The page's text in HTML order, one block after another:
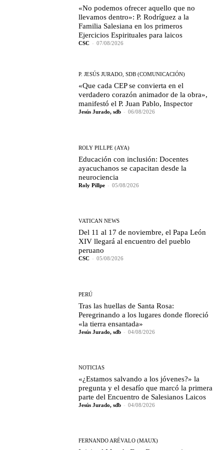
«No podemos ofrecer aquello que no
llevamos dentro»: P. Rodríguez a la
Familia Salesiana en los primeros
Ejercicios Espirituales para laicos
CSC - 07/08/2026
P. JESÚS JURADO, SDB (COMUNICACIÓN)
«Que cada CEP se convierta en el
verdadero corazón animador de la obra»,
manifestó el P. Juan Pablo, Inspector
Jesús Jurado, sdb - 06/08/2026
ROLY PILLPE (AYA)
Educación con inclusión: Docentes
ayacuchanos se capacitan desde la
neurociencia
Roly Pillpe - 05/08/2026
VATICAN NEWS
Del 11 al 17 de noviembre, el Papa León
XIV llegará al encuentro del pueblo
peruano
CSC - 05/08/2026
PERÚ
Tras las huellas de Santa Rosa:
Peregrinando a los lugares donde floreció
«la tierra ensantada»
Jesús Jurado, sdb - 04/08/2026
NOTICIAS
«¿Estamos salvando a los jóvenes?» la
pregunta y el desafío que marcó la primera
parte del Encuentro de Salesianos Laicos
Jesús Jurado, sdb - 04/08/2026
FERNANDO ARÉVALO (MAUX)